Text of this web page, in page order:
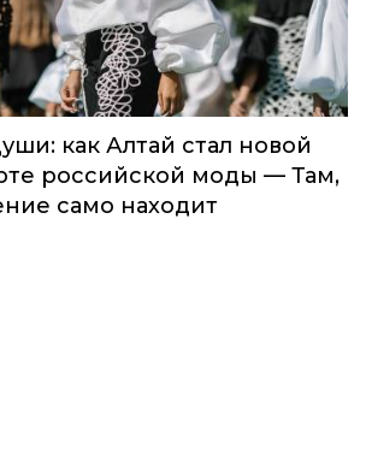
как Алтай стал новой
российской моды — Там,
само находит